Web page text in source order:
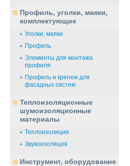
Профиль, уголки, маяки,
комплектующие
Уголки, маяки
Профиль
Элементы для монтажа
профиля
Профиль и крепеж для
фасадных систем
Теплоизоляционные
шумоизоляционные
материалы
Теплоизоляция
Звукоизоляция
Инструмент, оборудование